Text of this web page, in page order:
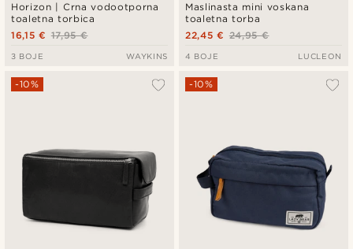
Horizon | Crna vodootporna
toaletna torbica
17,95 €
16,15 €
3 BOJE WAYKINS
Maslinasta mini voskana
toaletna torba
24,95 €
22,45 €
4 BOJE LUCLEON
-10% -10%